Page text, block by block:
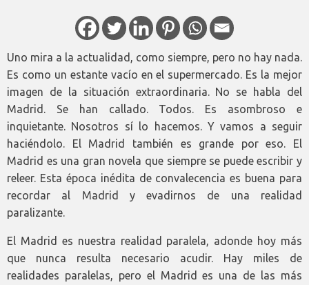
Uno mira a la actualidad, como siempre, pero no hay nada.
Es como un estante vacío en el supermercado. Es la mejor
imagen de la situación extraordinaria. No se habla del
Madrid. Se han callado. Todos. Es asombroso e
inquietante. Nosotros sí lo hacemos. Y vamos a seguir
haciéndolo. El Madrid también es grande por eso. El
Madrid es una gran novela que siempre se puede escribir y
releer. Esta época inédita de convalecencia es buena para
recordar al Madrid y evadirnos de una realidad
paralizante.
El Madrid es nuestra realidad paralela, adonde hoy más
que nunca resulta necesario acudir. Hay miles de
realidades paralelas, pero el Madrid es una de las más